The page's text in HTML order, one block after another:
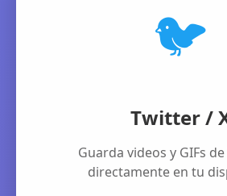
🐦
Twitter /
Guarda videos y GIFs
directamente en tu